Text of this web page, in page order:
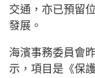
交通，亦已預留
發展。
海濱事務委員會
示，項目是《保